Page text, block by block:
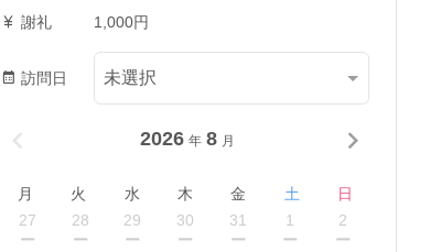
謝礼
1,000円
訪問日
2026 年 8 月
月 火 水 木 金 土
日
27
ー
28
ー
29
ー
30
ー
31
ー
1
ー
2
ー